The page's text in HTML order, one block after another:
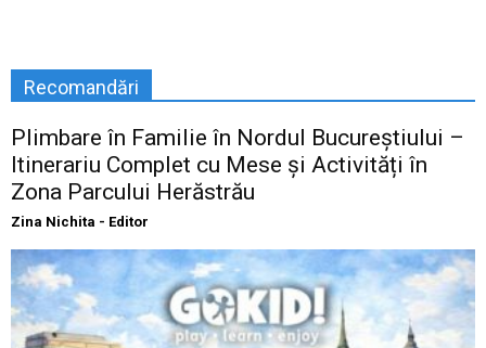
Recomandări
Plimbare în Familie în Nordul Bucureștiului –
Itinerariu Complet cu Mese și Activități în
Zona Parcului Herăstrău
Zina Nichita - Editor